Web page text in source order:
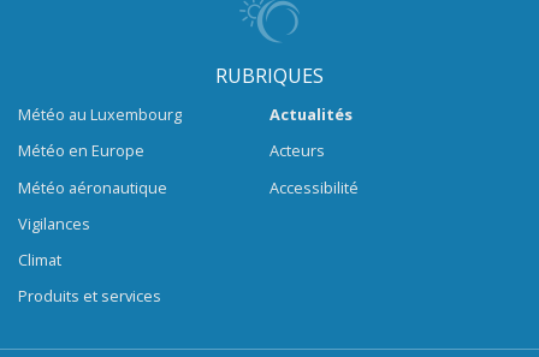
RUBRIQUES
Météo au Luxembourg
Météo en Europe
Météo aéronautique
Vigilances
Climat
Produits et services
Actualités
Acteurs
Accessibilité